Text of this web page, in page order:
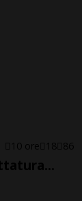
10 ore 18 86